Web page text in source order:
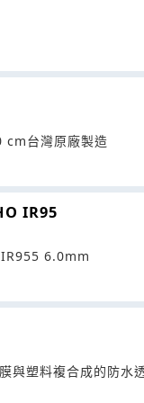
台灣原廠製造
IR95
6.0mm
與塑料複合成的防水